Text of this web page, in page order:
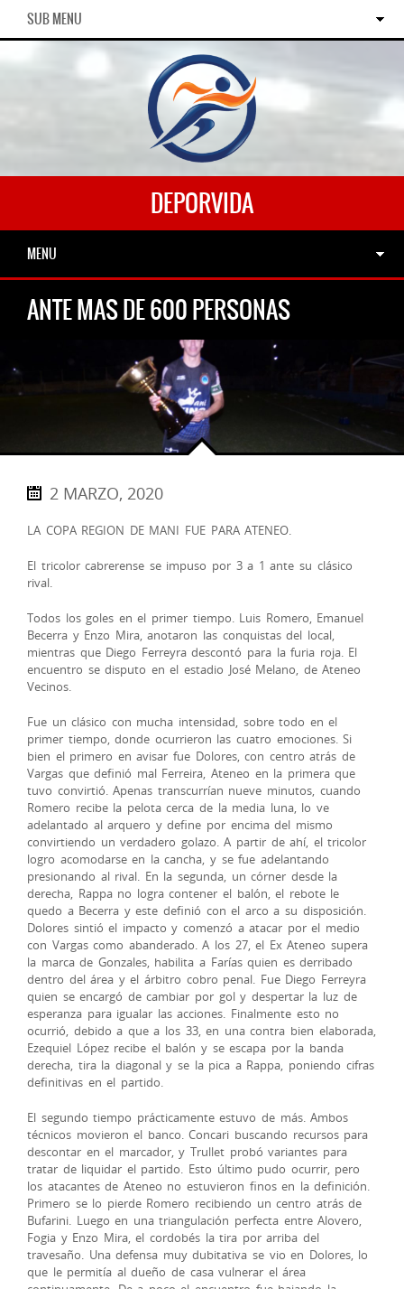
SUB MENU
DEPORVIDA
MENU
ANTE MAS DE 600 PERSONAS
2 MARZO, 2020
LA COPA REGION DE MANI FUE PARA ATENEO.
El tricolor cabrerense se impuso por 3 a 1 ante su clásico
rival.
Todos los goles en el primer tiempo. Luis Romero, Emanuel
Becerra y Enzo Mira, anotaron las conquistas del local,
mientras que Diego Ferreyra descontó para la furia roja. El
encuentro se disputo en el estadio José Melano, de Ateneo
Vecinos.
Fue un clásico con mucha intensidad, sobre todo en el
primer tiempo, donde ocurrieron las cuatro emociones. Si
bien el primero en avisar fue Dolores, con centro atrás de
Vargas que definió mal Ferreira, Ateneo en la primera que
tuvo convirtió. Apenas transcurrían nueve minutos, cuando
Romero recibe la pelota cerca de la media luna, lo ve
adelantado al arquero y define por encima del mismo
convirtiendo un verdadero golazo. A partir de ahí, el tricolor
logro acomodarse en la cancha, y se fue adelantando
presionando al rival. En la segunda, un córner desde la
derecha, Rappa no logra contener el balón, el rebote le
quedo a Becerra y este definió con el arco a su disposición.
Dolores sintió el impacto y comenzó a atacar por el medio
con Vargas como abanderado. A los 27, el Ex Ateneo supera
la marca de Gonzales, habilita a Farías quien es derribado
dentro del área y el árbitro cobro penal. Fue Diego Ferreyra
quien se encargó de cambiar por gol y despertar la luz de
esperanza para igualar las acciones. Finalmente esto no
ocurrió, debido a que a los 33, en una contra bien elaborada,
Ezequiel López recibe el balón y se escapa por la banda
derecha, tira la diagonal y se la pica a Rappa, poniendo cifras
definitivas en el partido.
El segundo tiempo prácticamente estuvo de más. Ambos
técnicos movieron el banco. Concari buscando recursos para
descontar en el marcador, y Trullet probó variantes para
tratar de liquidar el partido. Esto último pudo ocurrir, pero
los atacantes de Ateneo no estuvieron finos en la definición.
Primero se lo pierde Romero recibiendo un centro atrás de
Bufarini. Luego en una triangulación perfecta entre Alovero,
Fogia y Enzo Mira, el cordobés la tira por arriba del
travesaño. Una defensa muy dubitativa se vio en Dolores, lo
que le permitía al dueño de casa vulnerar el área